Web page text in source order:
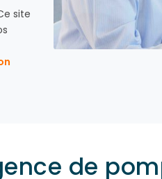
site
de